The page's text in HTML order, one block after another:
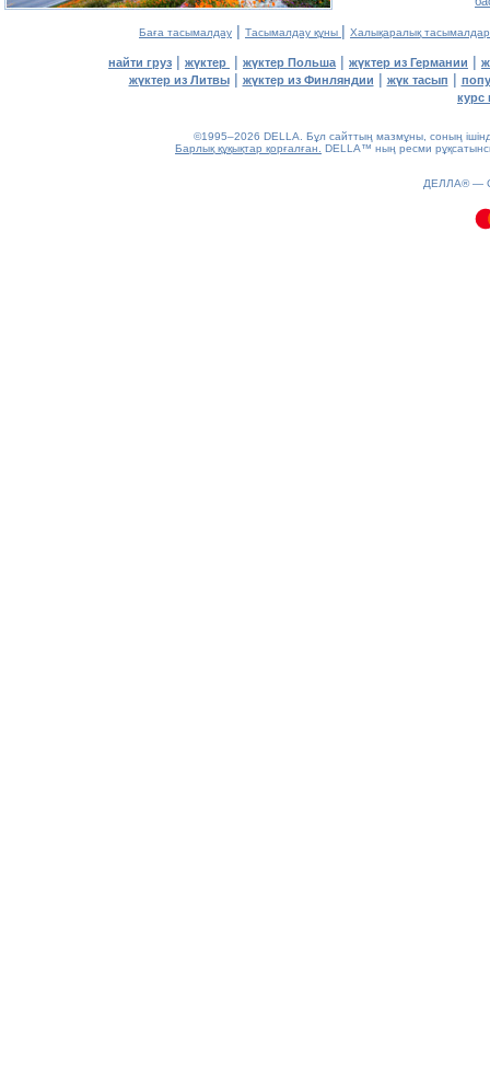
Баға тасымалдау | Тасымалдау құны | Халықаралық
найти груз | жүктер | жүктер Польша | жүктер из Германии |
жүктер из Литвы| жүктер из Финляндии | жүк тасып |
курс
©1995–2026 DELLA. Бұл сайттың мазмұны, соның
Барлық құқықтар қорғалған.
DELLA™ ның ресми
ДЕЛЛА® —